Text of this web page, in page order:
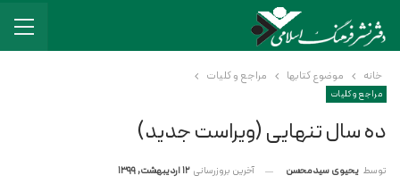
خانه موضوع کتابها مراجع و کلیات
مراجع و کلیات
ده سال تنهایی (ویراست جدید)
توسط یحیوی سیدمحسن آخرین بروزرسانی 12 اردیبهشت, 1399